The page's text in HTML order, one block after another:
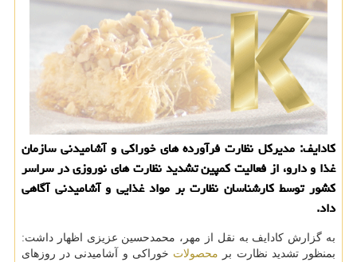
کادایف: مدیرکل نظارت فرآورده های خوراکی و آشامیدنی سازمان
غذا و دارو، از فعالیت کمپین تشدید نظارت های نوروزی در سراسر
کشور توسط کارشناسان نظارت بر مواد غذایی و آشامیدنی آگاهی
داد.
به گزارش کادایف به نقل از مهر، محمدحسین عزیزی اظهار داشت:
بمنظور تشدید نظارت بر محصولات خوراکی و آشامیدنی در روزهای